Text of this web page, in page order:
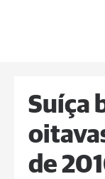
Suíça
de